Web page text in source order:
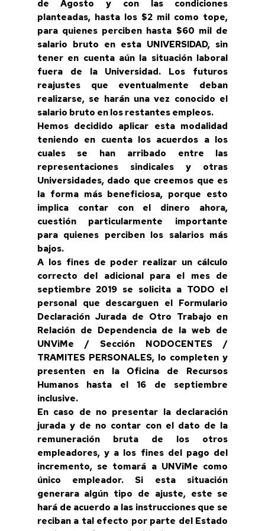
de Agosto y con las condiciones
planteadas, hasta los $2 mil como tope,
para quienes perciben hasta $60 mil de
salario bruto en esta UNIVERSIDAD, sin
tener en cuenta aún la situación laboral
fuera de la Universidad. Los futuros
reajustes que eventualmente deban
realizarse, se harán una vez conocido el
salario bruto en los restantes empleos.
Hemos decidido aplicar esta modalidad
teniendo en cuenta los acuerdos a los
cuales se han arribado entre las
representaciones sindicales y otras
Universidades, dado que creemos que es
la forma más beneficiosa, porque esto
implica contar con el dinero ahora,
cuestión particularmente importante
para quienes perciben los salarios más
bajos.
A los fines de poder realizar un cálculo
correcto del adicional para el mes de
septiembre 2019 se solicita a TODO el
personal que descarguen el Formulario
Declaración Jurada de Otro Trabajo en
Relación de Dependencia de la web de
UNViMe / Sección NODOCENTES /
TRAMITES PERSONALES, lo completen y
presenten en la Oficina de Recursos
Humanos hasta el 16 de septiembre
inclusive.
En caso de no presentar la declaración
jurada y de no contar con el dato de la
remuneración bruta de los otros
empleadores, y a los fines del pago del
incremento, se tomará a UNViMe como
único empleador. Si esta situación
generara algún tipo de ajuste, este se
hará de acuerdo a las instrucciones que se
reciban a tal efecto por parte del Estado